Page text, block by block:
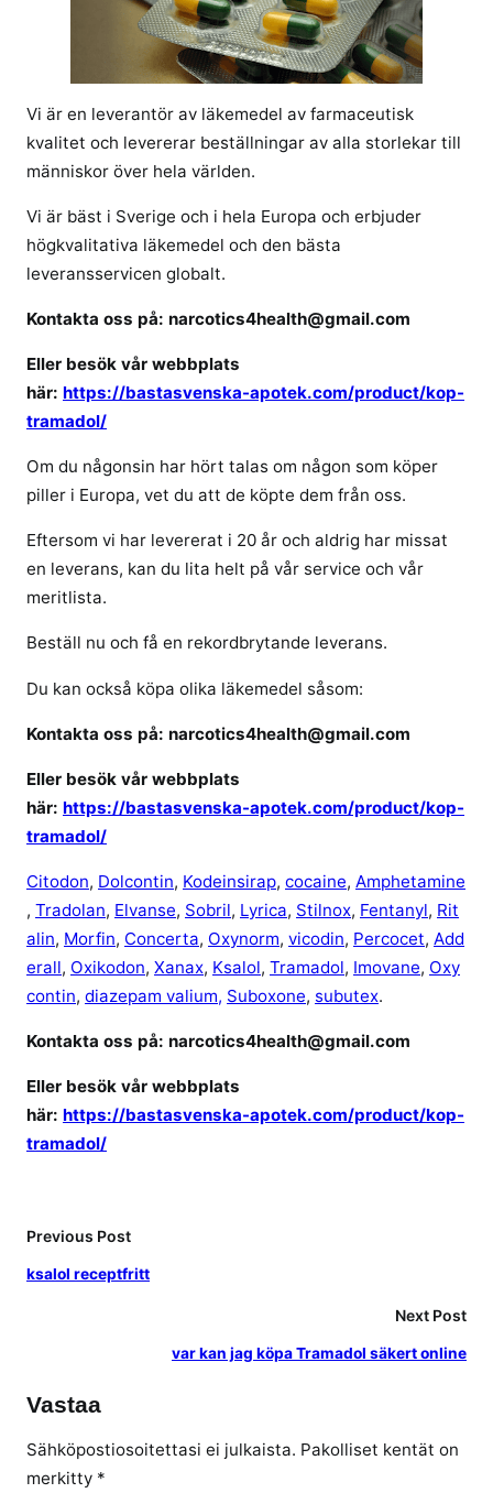
l
i
i
o
r
i
n
t
d
Vi är en leverantör av läkemedel av farmaceutisk
kvalitet och levererar beställningar av alla storlekar till
människor över hela världen.
Vi är bäst i Sverige och i hela Europa och erbjuder
högkvalitativa läkemedel och den bästa
leveransservicen globalt.
Kontakta oss på: narcotics4health@gmail.com
Eller besök vår webbplats
här: https://bastasvenska-apotek.com/product/kop-
tramadol/
Om du någonsin har hört talas om någon som köper
piller i Europa, vet du att de köpte dem från oss.
Eftersom vi har levererat i 20 år och aldrig har missat
en leverans, kan du lita helt på vår service och vår
meritlista.
Beställ nu och få en rekordbrytande leverans.
Du kan också köpa olika läkemedel såsom:
Kontakta oss på: narcotics4health@gmail.com
Eller besök vår webbplats
här: https://bastasvenska-apotek.com/product/kop-
tramadol/
Citodon, Dolcontin, Kodeinsirap, cocaine, Amphetamine
, Tradolan, Elvanse, Sobril, Lyrica, Stilnox, Fentanyl, Rit
alin, Morfin, Concerta, Oxynorm, vicodin, Percocet, Add
erall, Oxikodon, Xanax, Ksalol, Tramadol, Imovane, Oxy
contin, diazepam valium, Suboxone, subutex.
Kontakta oss på: narcotics4health@gmail.com
Eller besök vår webbplats
här: https://bastasvenska-apotek.com/product/kop-
tramadol/
Previous Post
ksalol receptfritt
Next Post
var kan jag köpa Tramadol säkert online
Vastaa
Sähköpostiosoitettasi ei julkaista. Pakolliset kentät on
merkitty *